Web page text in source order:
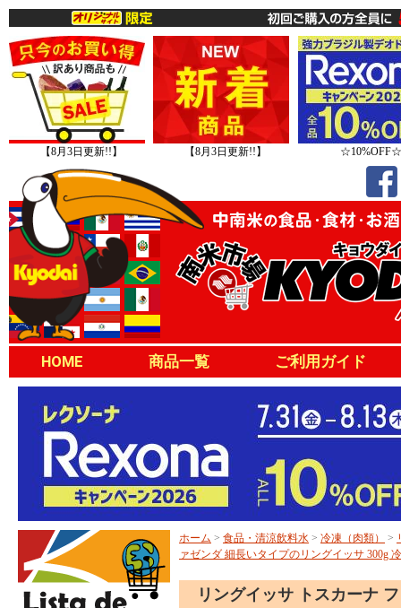
【8月3日更新!!】 【8月3日更新!!】 ☆10%OFF☆
HOME 商品一覧 ご利用ガイド
ホーム > 食品・清涼飲料水 > 冷凍（肉類） >
ァゼンダ 細長いタイプのリングイッサ 300g
リングイッサ トスカーナ